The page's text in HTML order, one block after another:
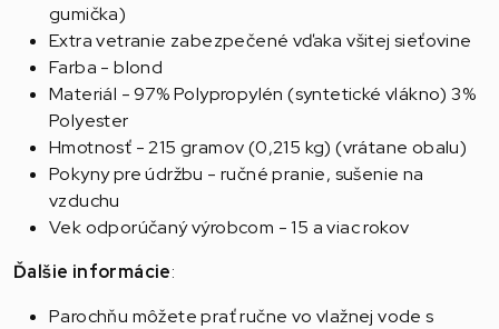
gumička)
Extra vetranie zabezpečené vďaka všitej sieťovine
Farba - blond
Materiál - 97% Polypropylén (syntetické vlákno) 3%
Polyester
Hmotnosť - 215 gramov (0,215 kg) (vrátane obalu)
Pokyny pre údržbu - ručné pranie, sušenie na
vzduchu
Vek odporúčaný výrobcom - 15 a viac rokov
Ďalšie informácie:
Parochňu môžete prať ručne vo vlažnej vode s